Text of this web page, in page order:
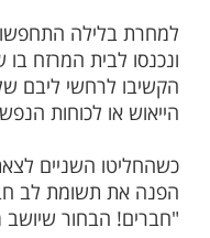
נפולאון
קשים, המדינה
צבא נפולאון.
עם בכירי
והגנרל שלו
שם יוכלו